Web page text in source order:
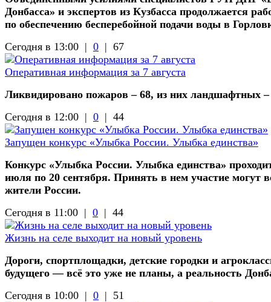
Донбасса» и экспертов из Кузбасса продолжается
по обеспечению бесперебойной подачи воды в
Сегодня в 13:00 | 0 | 67
Оперативная информация за 7 августа
Ликвидировано пожаров – 68, из них ландшафтных –
Сегодня в 12:00 | 0 | 44
Запущен конкурс «Улыбка России. Улыбка единства»
Конкурс «Улыбка России. Улыбка единства»
июля по 20 сентября. Принять в нем участие могут
жители России.
Сегодня в 11:00 | 0 | 44
Жизнь на селе выходит на новый уровень
Дороги, спортплощадки, детские городки и
будущего — всё это уже не планы, а реальность
Сегодня в 10:00 | 0 | 51